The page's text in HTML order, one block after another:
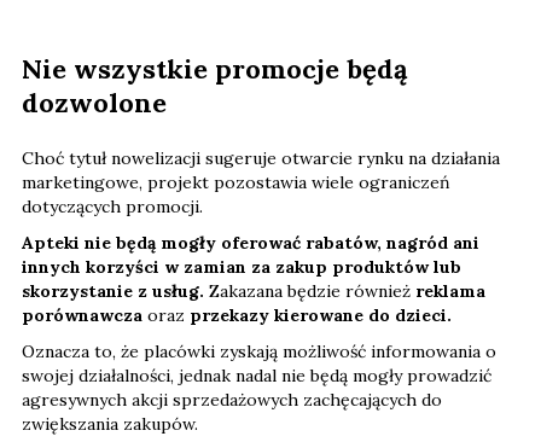
Nie wszystkie promocje będą
dozwolone
Choć tytuł nowelizacji sugeruje otwarcie rynku na działania
marketingowe, projekt pozostawia wiele ograniczeń
dotyczących promocji.
Apteki nie będą mogły oferować rabatów, nagród ani
innych korzyści w zamian za zakup produktów lub
skorzystanie z usług. Zakazana będzie również reklama
porównawcza oraz przekazy kierowane do dzieci.
Oznacza to, że placówki zyskają możliwość informowania o
swojej działalności, jednak nadal nie będą mogły prowadzić
agresywnych akcji sprzedażowych zachęcających do
zwiększania zakupów.